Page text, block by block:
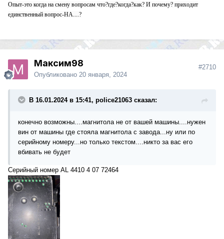
Опыт-это когда на смену вопросам что?где?когда?как? И почему? приходит
единственный вопрос-НА....?
Максим98
Опубликовано 20 января, 2024
#2710
В 16.01.2024 в 15:41, police21063 сказал:
конечно возможны....магнитола не от вашей машины....нужен
вин от машины где стояла магнитола с завода...ну или по
серийному номеру...но только текстом....никто за вас его
вбивать не будет
Серийный номер AL 4410 4 07 72464